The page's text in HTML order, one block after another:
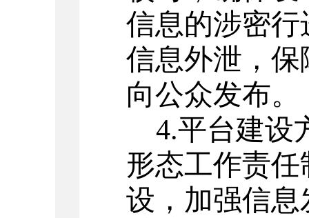
信息的涉密
信息外泄，
向公众发布。
4.平台建设
形态工作责
设 ， 加强信